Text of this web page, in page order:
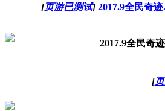
[页游已测试] 2017.9全民奇
2017.9全民奇
[